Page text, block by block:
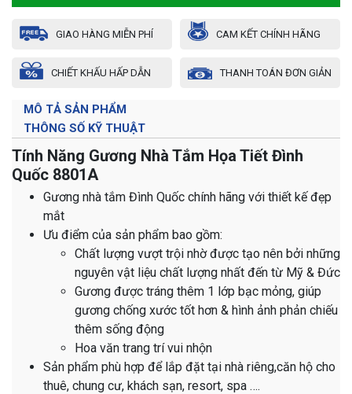
GIAO HÀNG MIỄN PHÍ CAM KẾT CHÍNH HÃNG
CHIẾT KHẤU HẤP DẪN THANH TOÁN ĐƠN GIẢN
MÔ TẢ SẢN PHẨM
THÔNG SỐ KỸ THUẬT
Tính Năng Gương Nhà Tắm Họa Tiết Đình
Quốc 8801A
Gương nhà tắm Đình Quốc chính hãng với thiết kế đẹp
mắt
Ưu điểm của sản phẩm bao gồm:
Chất lượng vượt trội nhờ được tạo nên bởi những
nguyên vật liệu chất lượng nhất đến từ Mỹ & Đức
Gương được tráng thêm 1 lớp bạc mỏng, giúp
gương chống xước tốt hơn & hình ảnh phản chiếu
thêm sống động
Hoa văn trang trí vui nhộn
Sản phẩm phù hợp để lắp đặt tại nhà riêng,căn hộ cho
thuê, chung cư, khách sạn, resort, spa ….